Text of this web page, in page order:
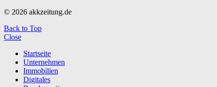
© 2026 akkzeitung.de
Back to Top
Close
Startseite
Unternehmen
Immobilien
Digitales